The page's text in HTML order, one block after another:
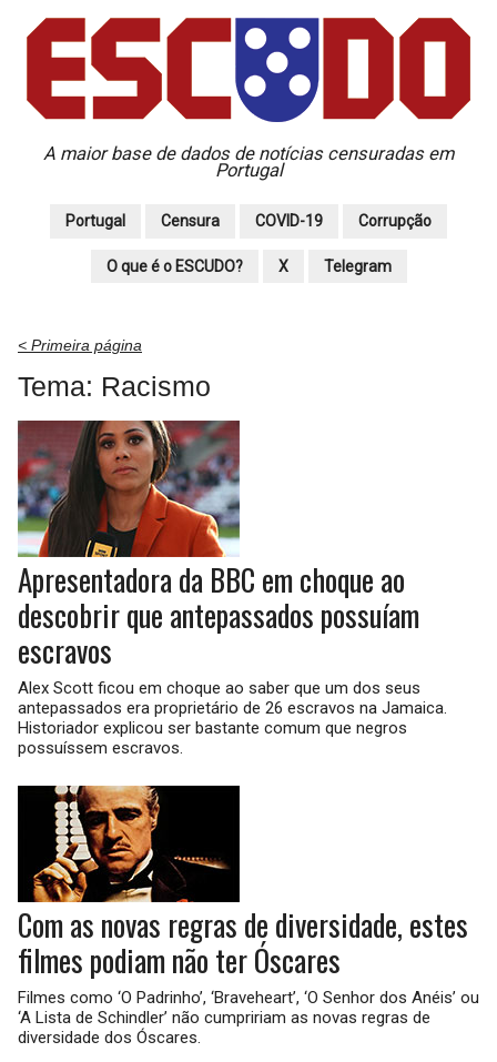
A maior base de dados de notícias censuradas em
Portugal
Portugal Censura COVID-19 Corrupção
O que é o ESCUDO? X Telegram
< Primeira página
Tema: Racismo
Apresentadora da BBC em choque ao
descobrir que antepassados possuíam
escravos
Alex Scott ficou em choque ao saber que um dos seus
antepassados era proprietário de 26 escravos na Jamaica.
Historiador explicou ser bastante comum que negros
possuíssem escravos.
Com as novas regras de diversidade, estes
filmes podiam não ter Óscares
Filmes como ‘O Padrinho’, ‘Braveheart’, ‘O Senhor dos Anéis’ ou
‘A Lista de Schindler’ não cumpririam as novas regras de
diversidade dos Óscares.